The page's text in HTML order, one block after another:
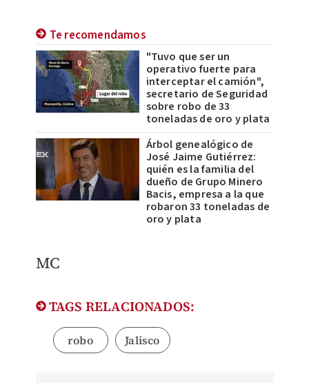
Te recomendamos
"Tuvo que ser un
operativo fuerte para
interceptar el camión",
secretario de Seguridad
sobre robo de 33
toneladas de oro y plata
Árbol genealógico de
José Jaime Gutiérrez:
quién es la familia del
dueño de Grupo Minero
Bacis, empresa a la que
robaron 33 toneladas de
oro y plata
MC
TAGS RELACIONADOS:
robo Jalisco